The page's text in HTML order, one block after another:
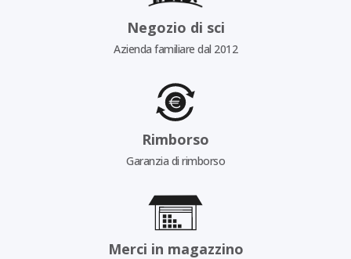
Negozio di sci
Azienda familiare dal 2012
Rimborso
Garanzia di rimborso
Merci in magazzino